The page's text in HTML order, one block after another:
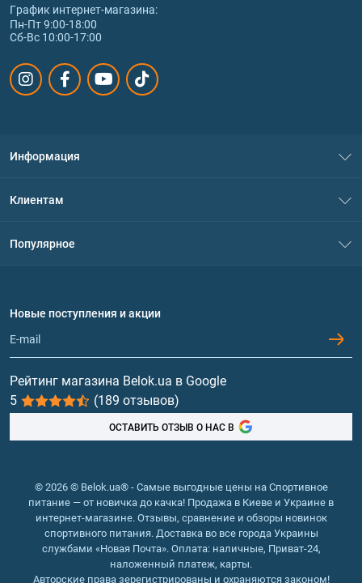
График интернет‑магазина:
Пн-Пт 9:00-18:00
Сб-Вс 10:00-17:00
Информация
Политика конфиденциальности
Обмен и возврат
Клиентам
Популярное
Протеин
Гейнеры
Витамины и минералы
Рыбий жир, жирные кислоты
Новые поступления и акции
Рейтинг магазина Belok.ua в Google
5
(189 отзывов)
ОСТАВИТЬ ОТЗЫВ О НАС В
© 2026 © Belok.ua® - Самые выгодные цены на Спортивное
питание — от новичка до качка! Продажа в Киеве и Украине в
интернет-магазине. Отзывы, сравнение и обзоры новинок
спортивного питания. Доставка во все города Украины
службами «Новая Почта». Оплата: наличные, Приват-24,
наложенный платеж, карты.
Авторские права зерегистрированы и охраняются законом!